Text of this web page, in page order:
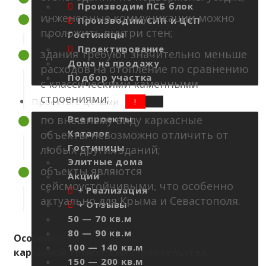
Производим ПСБ блок
Производим СИП и ЦСП
Гостиницы
Проектирование
Дома на продажу
Подбор участка
Проекты с ценами
Все проекты
Каталог
Гостиницы
Элитные дома
Акции
+ Реализация
+ Отзывы
50 — 70 кв.м
80 — 90 кв.м
100 — 140 кв.м
150 — 200 кв.м
инженерные коммуникации можно
проложить внутри стен;
здания требуют значительно меньше
расходов на отопление по сравнению
с классическими каменными
строениями;
по внешнему виду каркасные
объекты невозможно отличить от
любых других зданий;
объекты являются
сейсмоустойчивыми, что особенно
актуально для Крыма и Севастополя.
Особенности
каркасной технологии строительства